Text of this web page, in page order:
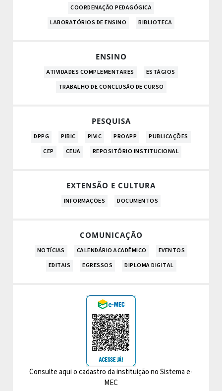
COORDENAÇÃO PEDAGÓGICA
LABORATÓRIOS DE ENSINO
BIBLIOTECA
ENSINO
ATIVIDADES COMPLEMENTARES
ESTÁGIOS
TRABALHO DE CONCLUSÃO DE CURSO
PESQUISA
DPPG PIBIC PIVIC PROAPP
PUBLICAÇÕES
CEP
CEUA REPOSITÓRIO INSTITUCIONAL
EXTENSÃO E CULTURA
INFORMAÇÕES DOCUMENTOS
COMUNICAÇÃO
NOTÍCIAS CALENDÁRIO ACADÊMICO
EVENTOS
EDITAIS
EGRESSOS DIPLOMA DIGITAL
Consulte aqui o cadastro da instituição no Sistema e-
MEC